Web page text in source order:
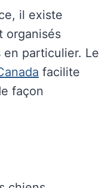
il existe
organisés
en particulier. Le
facilite
façon